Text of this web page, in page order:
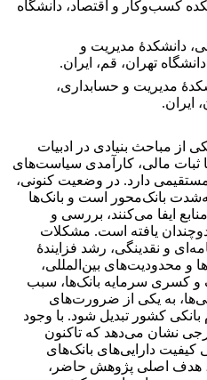
کسب‌وکار و اقتصاد، دانشگاه
دانشکدۀ مدیریت و
تهران، قم، ایران.
مدیریت و حسابداری،
ایران.
از مباحث بنیادی در ادبیات
ثبات مالی، کارآمدی سیاست‌های
مستقیمی دارد. در وضعیت کنونی،
بانک‌محور است و بانک‌ها
ایفا می‌کنند، بررسی و
دوچندان یافته است. مشکلات
و نقدینگی، رشد فزایندۀ
و محدودیت‌های بین‌المللی،
کسری سرمایه بانک‌ها، سبب
به یکی از ضرورت‌های
کشور تبدیل شود. با وجود
نشان می‌دهد که تاکنون
کیفیت دارایی‌های بانک‌های
هدف اصلی پژوهش حاضر،